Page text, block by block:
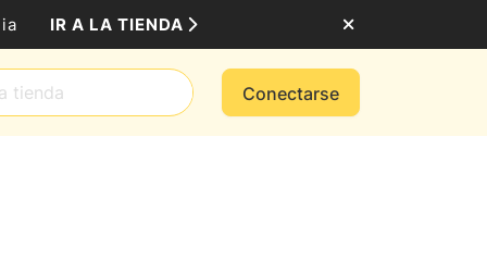
IR A LA TIENDA
Conectarse